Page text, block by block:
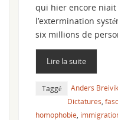
qui hier encore
l’extermination
six millions de
Lire la suite
Taggé Anders Breivik
Dictatures
homophobie